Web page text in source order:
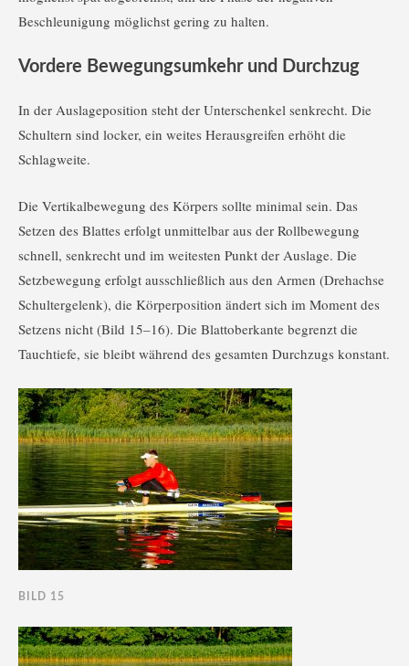
Beschleunigung möglichst gering zu halten.
Vordere Bewegungsumkehr und Durchzug
In der Auslageposition steht der Unterschenkel senkrecht. Die
Schultern sind locker, ein weites Herausgreifen erhöht die
Schlagweite.
Die Vertikalbewegung des Körpers sollte minimal sein. Das
Setzen des Blattes erfolgt unmittelbar aus der Rollbewegung
schnell, senkrecht und im weitesten Punkt der Auslage. Die
Setzbewegung erfolgt ausschließlich aus den Armen (Drehachse
Schultergelenk), die Körperposition ändert sich im Moment des
Setzens nicht (Bild 15–16). Die Blattoberkante begrenzt die
Tauchtiefe, sie bleibt während des gesamten Durchzugs konstant.
BILD 15